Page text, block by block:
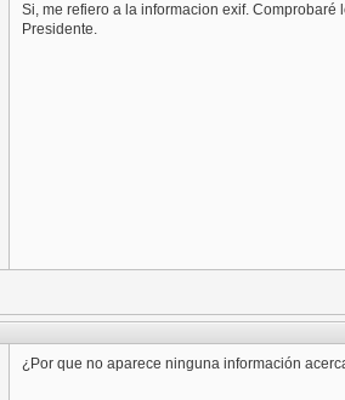
Si, me refiero a la informacion exif.
Presidente.
¿Por que no aparece ninguna información